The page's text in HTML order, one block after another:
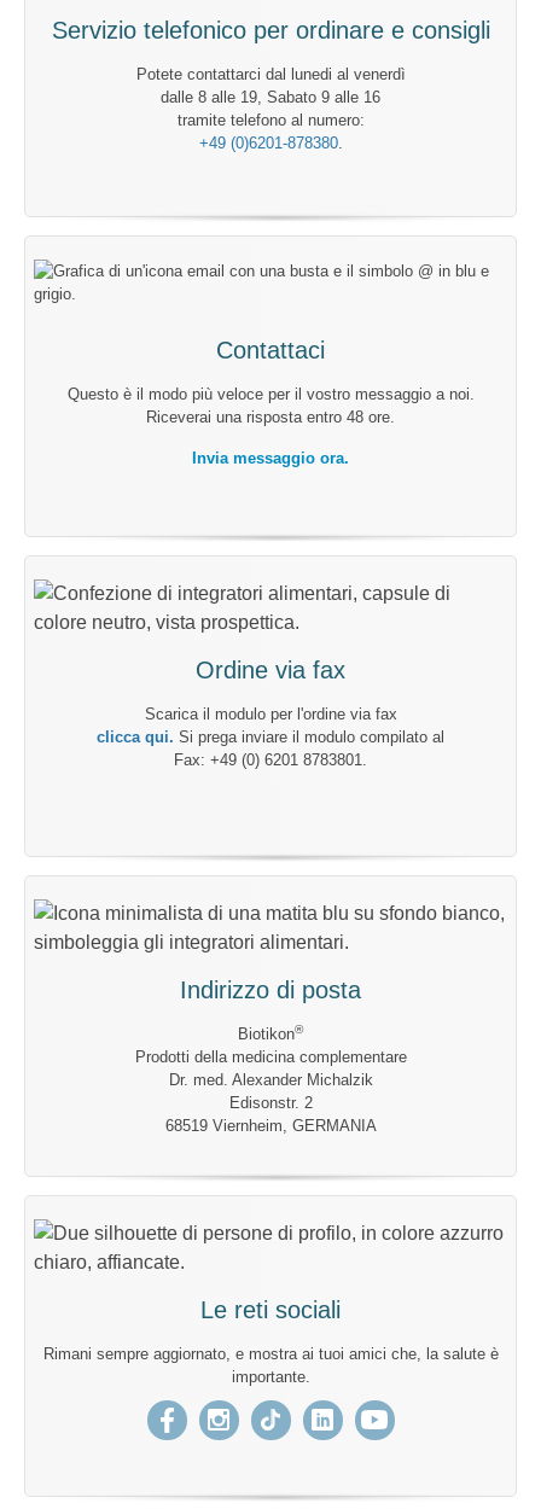
Servizio telefonico per ordinare e consigli
Potete contattarci dal lunedi al venerdì
dalle 8 alle 19, Sabato 9 alle 16
tramite telefono al numero:
+49 (0)6201-878380.
Contattaci
Questo è il modo più veloce per il vostro messaggio a noi.
Riceverai una risposta entro 48 ore.
Invia messaggio ora.
Ordine via fax
Scarica il modulo per l'ordine via fax
clicca qui. Si prega inviare il modulo compilato al
Fax: +49 (0) 6201 8783801.
Indirizzo di posta
Biotikon®
Prodotti della medicina complementare
Dr. med. Alexander Michalzik
Edisonstr. 2
68519 Viernheim, GERMANIA
Le reti sociali
Rimani sempre aggiornato, e mostra ai tuoi amici che, la salute è
importante.